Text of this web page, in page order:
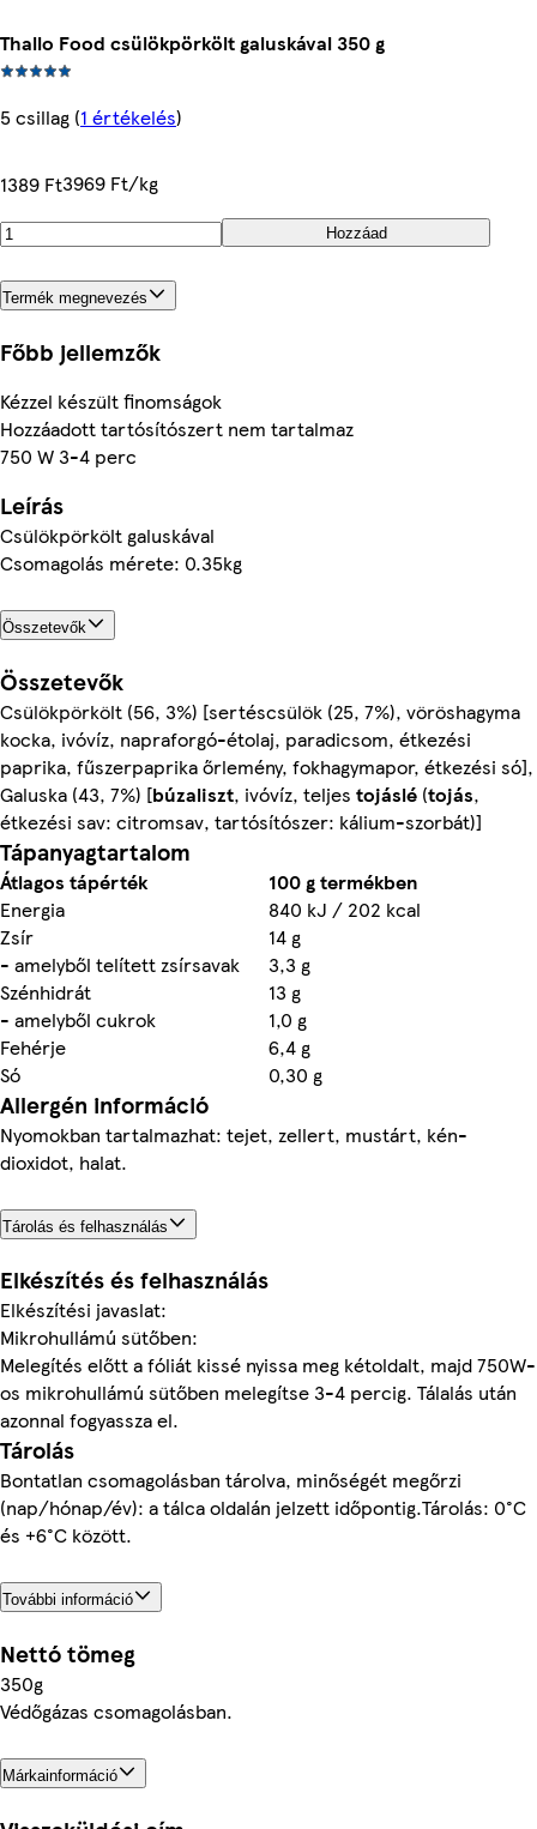
Thallo Food csülökpörkölt galuskával 350 g
5 csillag (1 értékelés)
1389 Ft3969 Ft/kg
Hozzáad
Termék megnevezés
Főbb jellemzők
Kézzel készült finomságok
Hozzáadott tartósítószert nem tartalmaz
750 W 3-4 perc
Leírás
Csülökpörkölt galuskával
Csomagolás mérete: 0.35kg
Összetevők
Összetevők
Csülökpörkölt (56, 3%) [sertéscsülök (25, 7%), vöröshagyma
kocka, ivóvíz, napraforgó-étolaj, paradicsom, étkezési
paprika, fűszerpaprika őrlemény, fokhagymapor, étkezési só],
Galuska (43, 7%) [búzaliszt, ivóvíz, teljes tojáslé (tojás,
étkezési sav: citromsav, tartósítószer: kálium-szorbát)]
Tápanyagtartalom
Átlagos tápérték
100 g termékben
Energia
840 kJ / 202 kcal
Zsír
14 g
- amelyből telített zsírsavak
3,3 g
Szénhidrát
13 g
- amelyből cukrok
1,0 g
Fehérje
6,4 g
Só
0,30 g
Allergén információ
Nyomokban tartalmazhat: tejet, zellert, mustárt, kén-
dioxidot, halat.
Tárolás és felhasználás
Elkészítés és felhasználás
Elkészítési javaslat:
Mikrohullámú sütőben:
Melegítés előtt a fóliát kissé nyissa meg kétoldalt, majd 750W-
os mikrohullámú sütőben melegítse 3-4 percig. Tálalás után
azonnal fogyassza el.
Tárolás
Bontatlan csomagolásban tárolva, minőségét megőrzi
(nap/hónap/év): a tálca oldalán jelzett időpontig.Tárolás: 0°C
és +6°C között.
További információ
Nettó tömeg
350g
Védőgázas csomagolásban.
Márkainformáció